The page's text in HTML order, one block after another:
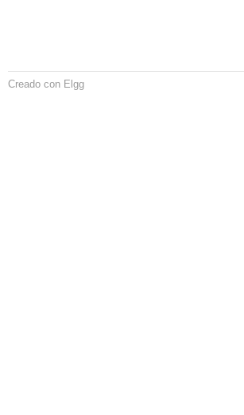
Creado con Elgg